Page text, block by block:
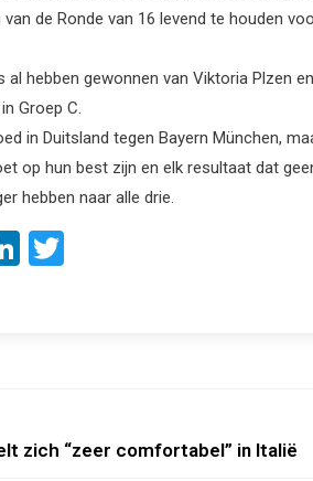
de Ronde van 16 levend te houden
al hebben gewonnen van Viktoria Plzen
Groep C.
in Duitsland tegen Bayern München,
op hun best zijn en elk resultaat dat
hebben naar alle drie.
LinkedIn
zich “zeer comfortabel” in Italië